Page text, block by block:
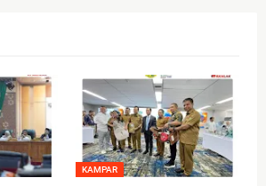
KAMPAR